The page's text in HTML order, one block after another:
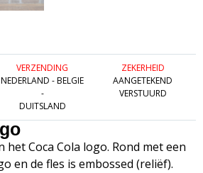
VERZENDING
NEDERLAND - BELGIE
-
DUITSLAND
ZEKERHEID
AANGETEKEND
VERSTUURD
Coca Cola logo. Rond met een
en de fles is embossed (reliëf).